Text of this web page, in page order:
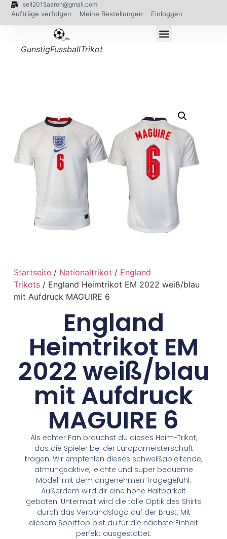
sell2015aaron@gmail.com
Aufträge verfolgen Meine Bestellungen Einloggen
GunstigFussballTrikot
Startseite/ Nationaltrikot / England
Trikots/ England Heimtrikot EM 2022 weiß/blau
mit Aufdruck MAGUIRE 6
England
Heimtrikot EM
2022 weiß/blau
mit Aufdruck
MAGUIRE 6
Als echter Fan brauchst du dieses Heim-Trikot,
das die Spieler bei der Europameisterschaft
tragen. Wir empfehlen dieses schweißableitende,
atmungsaktive, leichte und super bequeme
Modell mit dem angenehmen Tragegefühl.
Außerdem wird dir eine hohe Haltbarkeit
geboten. Untermalt wird die tolle Optik des Shirts
durch das Verbandslogo auf der Brust. Mit
diesem Sporttop bist du für die nächste Einheit
perfekt ausgestattet.